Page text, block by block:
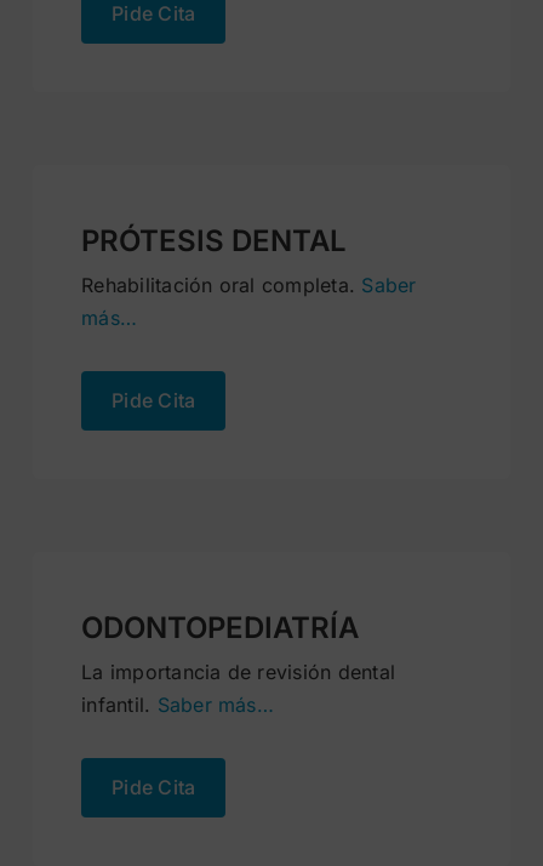
Pide Cita
PRÓTESIS DENTAL
Rehabilitación oral completa. Saber
más…
Pide Cita
ODONTOPEDIATRÍA
La importancia de revisión dental
infantil. Saber más…
Pide Cita